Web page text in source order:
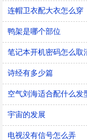
连帽卫衣配大衣怎么穿
鸭架是哪个部位
笔记本开机密码怎么取
诗经有多少篇
空气刘海适合配什么发
宇宙的发展
电视没有信号怎么弄